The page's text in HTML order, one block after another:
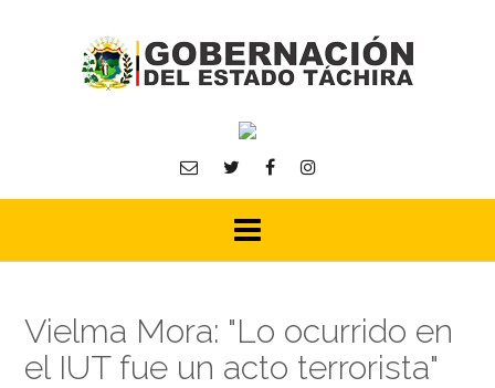
Vielma Mora: "Lo ocurrido en
el IUT fue un acto terrorista"